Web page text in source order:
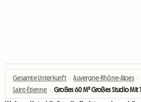
Gesamte Unterkunft › Auvergne-Rhône-Alpes ›
Saint-Étienne › Großes 60 M² Großes Studio Mit